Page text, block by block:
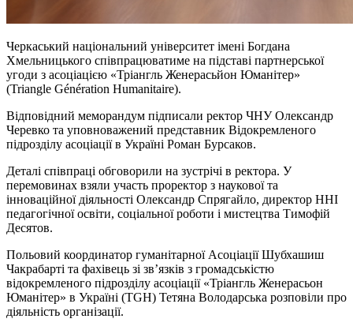
Черкаський національний університет імені Богдана
Хмельницького співпрацюватиме на підставі партнерської
угоди з асоціацією «Тріангль Женерасьйон Юманітер»
(Triangle Génération Humanitaire).
Відповідний меморандум підписали ректор ЧНУ Олександр
Черевко та уповноважений представник Відокремленого
підрозділу асоціації в Україні Роман Бурсаков.
Деталі співпраці обговорили на зустрічі в ректора. У
перемовинах взяли участь проректор з наукової та
інноваційної діяльності Олександр Спрягайло, директор ННІ
педагогічної освіти, соціальної роботи і мистецтва Тимофій
Десятов.
Польовий координатор гуманітарної Асоціації Шубхашиш
Чакрабарті та фахівець зі зв’язків з громадськістю
відокремленого підрозділу асоціації «Тріангль Женерасьон
Юманітер» в Україні (TGH) Тетяна Володарська розповіли про
діяльність організації.